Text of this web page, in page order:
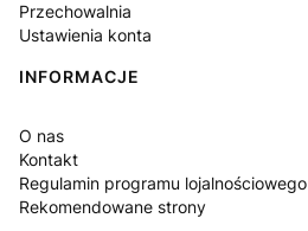
Przechowalnia
Ustawienia konta
INFORMACJE
O nas
Kontakt
Regulamin programu lojalnościowego
Rekomendowane strony